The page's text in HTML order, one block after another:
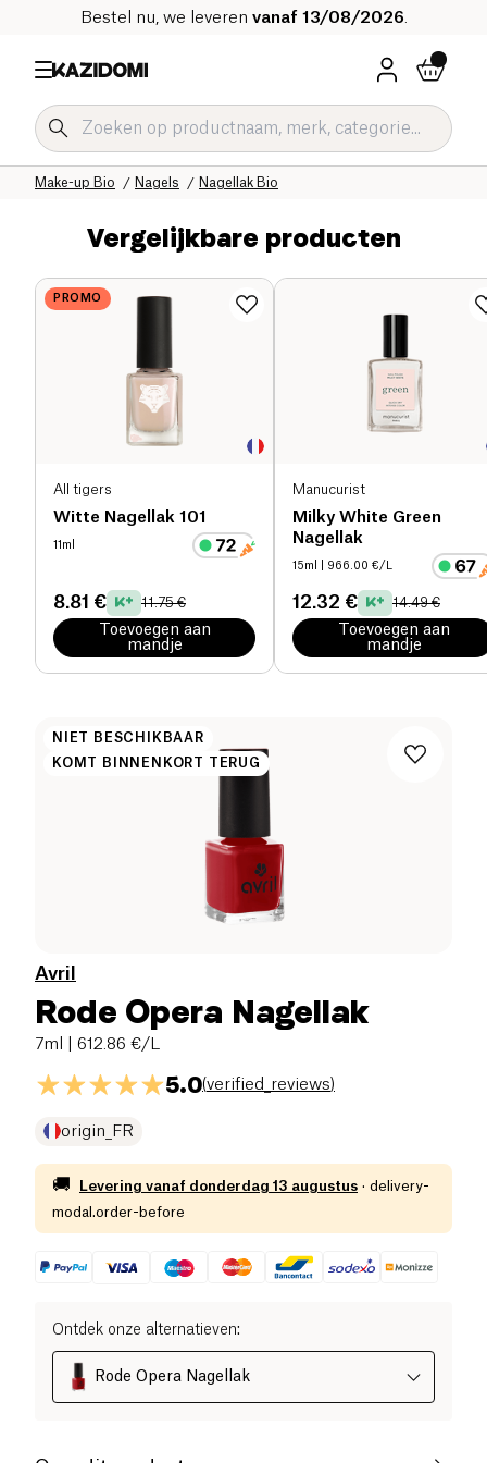
Bestel nu, we leveren vanaf 13/08/2026
Nagellak Bio
Nagels
Make-up Bio
Hygiëne & Schoonheid
Onze biologische catalogus
Home
Vergelijkbare producten
PROMO
All tigers
Witte Nagellak 101
11ml
8.81 € 11.75 €
Toevoegen aan
mandje
Manucurist
Milky White Green
Nagellak
15ml | 966.00 €/L
12.32 € 14.49 €
Toevoegen aan
mandje
NIET BESCHIKBAAR
KOMT BINNENKORT TERUG
Avril
Rode Opera Nagellak
7ml | 612.86 €/L
5.0(verified_reviews)
origin_FR
🚚 Levering vanaf donderdag 13 augustus · delivery-
modal.order-before
Ontdek onze alternatieven:
Rode Opera Nagellak